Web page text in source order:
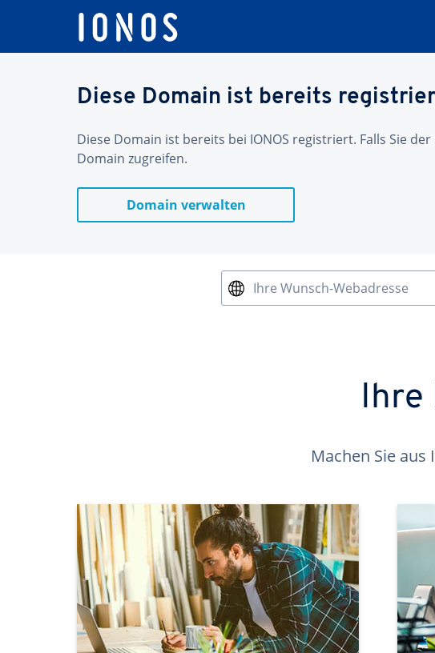
Diese Domain ist bereits
Diese Domain ist bereits bei IONOS registriert. Falls Sie
Domain zugreifen.
Domain verwalten
Ihre Wunsch-Webadresse
Ihre
Machen Sie